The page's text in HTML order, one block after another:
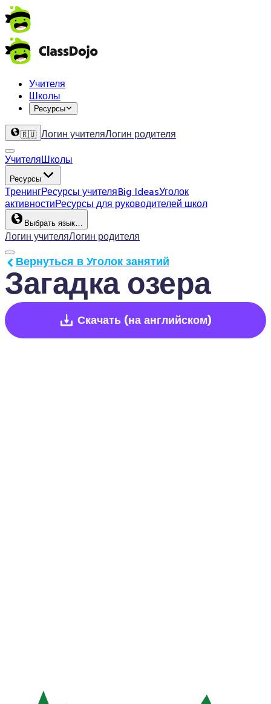
Учителя
Школы
Ресурсы
🇷🇺 Логин учителяЛогин родителя
УчителяШколы
Ресурсы
ТренингРесурсы учителяBig IdeasУголок
активностиРесурсы для руководителей школ
Выбрать язык…
Логин учителяЛогин родителя
Загадка озера
Вернуться в Уголок занятий
Скачать (на английском)